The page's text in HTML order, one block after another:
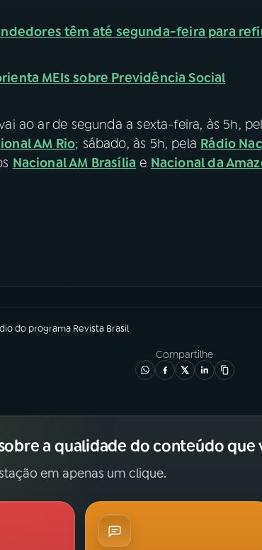
têm até segunda-feira para
MEIs sobre Previdência Social
ao ar de segunda a sexta-feira, às 5h,
AM Rio; sábado, às 5h, pela Rádio
Nacional AM Brasília e Nacional da
do programa Revista Brasil
Compartilhe
a qualidade do conteúdo que
em apenas um clique.